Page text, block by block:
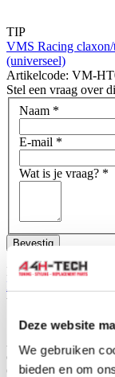
Deze website
We gebruiken
bieden en om
TIP
VMS Racing
(universeel)
Artikelcode: VM-
Stel een vraag over
Naam *
E-mail *
Wat is je vraag? *
Bevestig
Dit formulier wordt
Privacybeleid van
toepassing.
Schrijf je eigen
Alleen
of maak een account
Omschrijving